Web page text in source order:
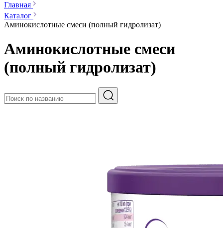
Главная
Каталог
Аминокислотные смеси (полный гидролизат)
Аминокислотные смеси
(полный гидролизат)